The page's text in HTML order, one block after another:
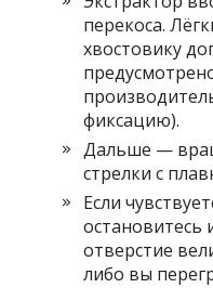
перекоса.
хвостовику
фиксацию).
Дальше —
стрелки с
Если
отверстие
либо вы